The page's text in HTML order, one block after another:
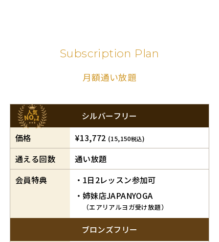
Subscription Plan
月額通い放題
シルバーフリー
価格
¥13,772 (15,150税込)
通える回数
通い放題
会員特典
1日2レッスン参加可
姉妹店JAPANYOGA
（エアリアルヨガ受け放題）
ブロンズフリー